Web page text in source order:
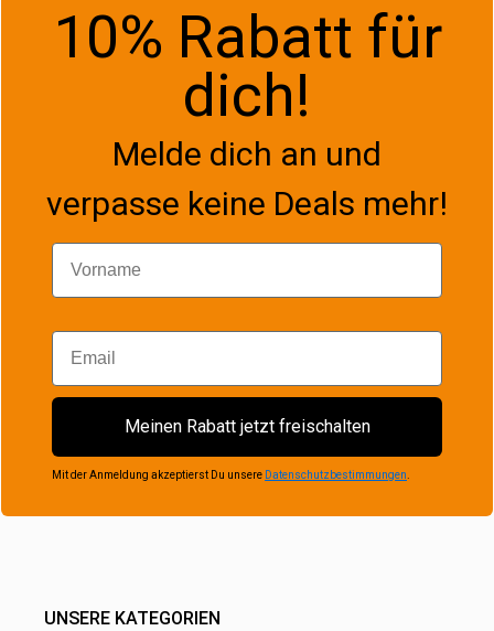
10% Rabatt für
dich!
Melde dich an und
verpasse keine Deals mehr!
Vorname
Email
Meinen Rabatt jetzt freischalten
Mit der Anmeldung akzeptierst Du unsere Datenschutzbestimmungen
UNSERE KATEGORIEN